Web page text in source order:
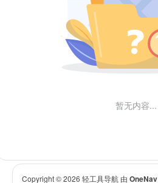
暂无内容...
Copyright © 2026 轻工具导航 由 OneNav